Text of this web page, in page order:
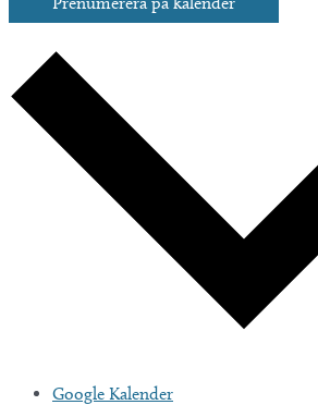
Google Kalender